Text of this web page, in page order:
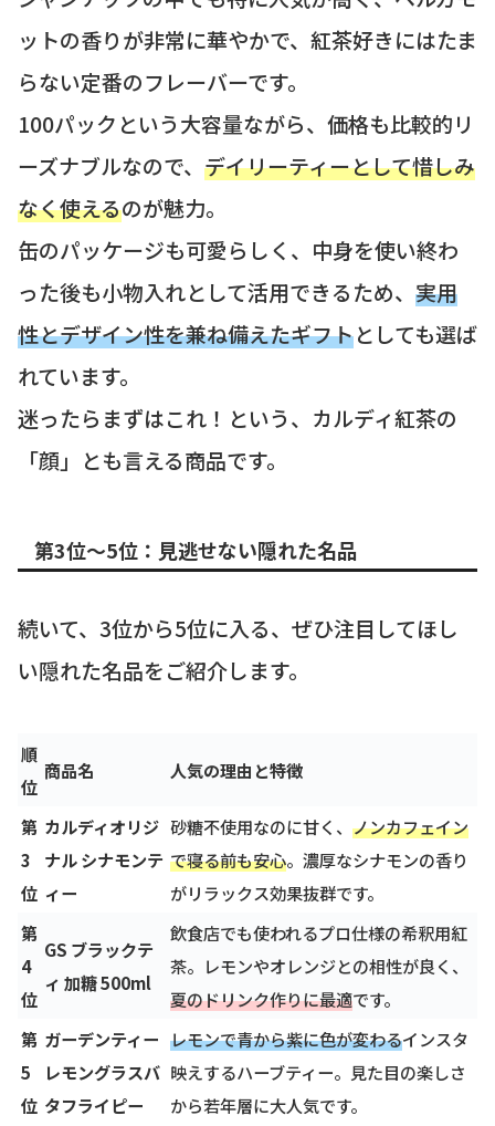
ットの香りが非常に華やかで、紅茶好きにはたま
らない定番のフレーバーです。
100パックという大容量ながら、価格も比較的リ
ーズナブルなので、 デイリーティーとして惜しみ
なく使えるのが魅力。
缶のパッケージも可愛らしく、中身を使い終わ
った後も小物入れとして活用できるため、 実用
性とデザイン性を兼ね備えたギフトとしても選ば
れています。
迷ったらまずはこれ！という、カルディ紅茶の
「顔」とも言える商品です。
第3位～5位：見逃せない隠れた名品
続いて、3位から5位に入る、ぜひ注目してほし
い隠れた名品をご紹介します。
順
位
商品名 人気の理由と特徴
第
3
位
カルディオリジ
ナル シナモンテ
ィー
砂糖不使用なのに甘く、 ノンカフェイン
で寝る前も安心。濃厚なシナモンの香り
がリラックス効果抜群です。
第
4
位
GS ブラックテ
ィ 加糖 500ml
飲食店でも使われるプロ仕様の希釈用紅
茶。レモンやオレンジとの相性が良く、
夏のドリンク作りに最適です。
第
5
位
ガーデンティー
レモングラスバ
タフライピー
レモンで青から紫に色が変わるインスタ
映えするハーブティー。見た目の楽しさ
から若年層に大人気です。